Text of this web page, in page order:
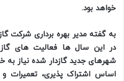
خواهد بود.
به گفته مدیر بهره برداری شرکت
در این سال ها فعالیت های
شهرهای جدید گازدار شده نیاز به
اساس اشتراک پذیری، تعمیرات و